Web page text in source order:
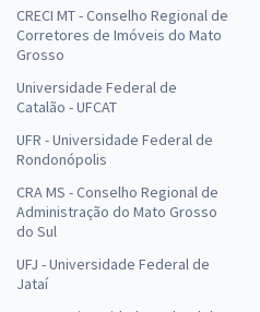
CRECI MT - Conselho Regional de
Corretores de Imóveis do Mato
Grosso
Universidade Federal de
Catalão - UFCAT
UFR - Universidade Federal de
Rondonópolis
CRA MS - Conselho Regional de
Administração do Mato Grosso
do Sul
UFJ - Universidade Federal de
Jataí